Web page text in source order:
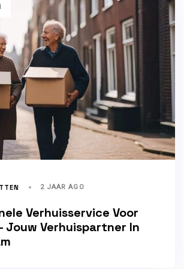
2 JAAR AGO
Verhuisservice Voor
Jouw Verhuispartner In